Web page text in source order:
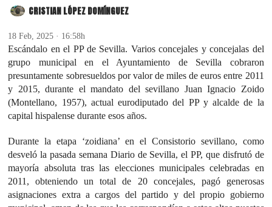
CRISTIAN LÓPEZ DOMÍNGUEZ
18 Feb, 2025 · 16:58h
Escándalo en el PP de Sevilla. Varios concejales y concejalas del
grupo municipal en el Ayuntamiento de Sevilla cobraron
presuntamente sobresueldos por valor de miles de euros entre 2011
y 2015, durante el mandato del sevillano Juan Ignacio Zoido
(Montellano, 1957), actual eurodiputado del PP y alcalde de la
capital hispalense durante esos años.
Durante la etapa ‘zoidiana’ en el Consistorio sevillano, como
desveló la pasada semana Diario de Sevilla, el PP, que disfrutó de
mayoría absoluta tras las elecciones municipales celebradas en
2011, obteniendo un total de 20 concejales, pagó generosas
asignaciones extra a cargos del partido y del propio gobierno